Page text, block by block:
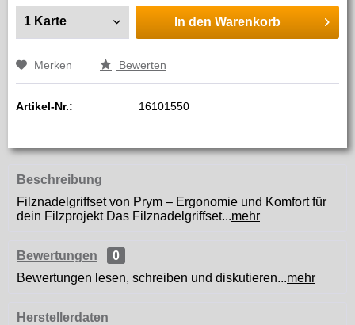
In den Warenkorb
Merken Bewerten
Artikel-Nr.: 16101550
Beschreibung
Filznadelgriffset von Prym – Ergonomie und Komfort für
dein Filzprojekt Das Filznadelgriffset...mehr
Bewertungen
0
Bewertungen lesen, schreiben und diskutieren...mehr
Herstellerdaten